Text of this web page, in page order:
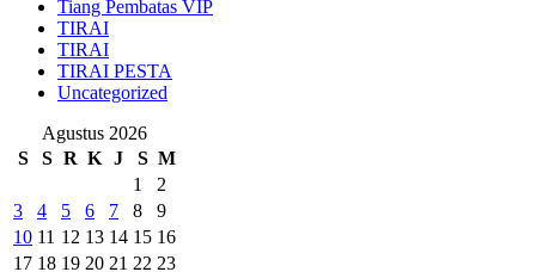
Tiang Pembatas VIP
TIRAI
TIRAI
TIRAI PESTA
Uncategorized
Agustus 2026
S
S R K J S M
1
2
3
4 5 6 7 8
9
10 11 12 13 14 15 16
17 18 19 20 21 22 23